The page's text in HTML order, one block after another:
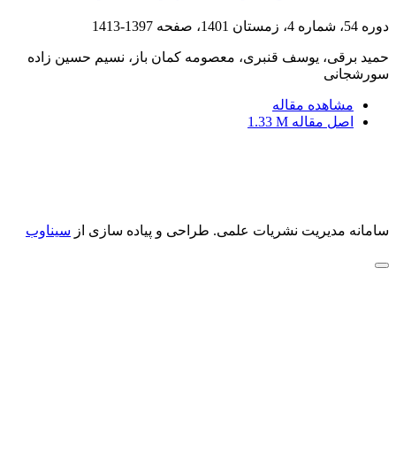
دوره 54، شماره 4، زمستان 1401، صفحه 1397-1413
حمید برقی، یوسف قنبری، معصومه کمان باز، نسیم حسین زاده
سورشجانی
مشاهده مقاله
اصل مقاله 1.33 M
سامانه مدیریت نشریات علمی. طراحی و پیاده سازی از سیناوب